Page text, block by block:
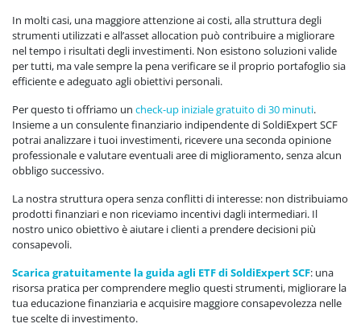
In molti casi, una maggiore attenzione ai costi, alla struttura degli
strumenti utilizzati e all’asset allocation può contribuire a migliorare
nel tempo i risultati degli investimenti. Non esistono soluzioni valide
per tutti, ma vale sempre la pena verificare se il proprio portafoglio sia
efficiente e adeguato agli obiettivi personali.
Per questo ti offriamo un check-up iniziale gratuito di 30 minuti.
Insieme a un consulente finanziario indipendente di SoldiExpert SCF
potrai analizzare i tuoi investimenti, ricevere una seconda opinione
professionale e valutare eventuali aree di miglioramento, senza alcun
obbligo successivo.
La nostra struttura opera senza conflitti di interesse: non distribuiamo
prodotti finanziari e non riceviamo incentivi dagli intermediari. Il
nostro unico obiettivo è aiutare i clienti a prendere decisioni più
consapevoli.
Scarica gratuitamente la guida agli ETF di SoldiExpert SCF: una
risorsa pratica per comprendere meglio questi strumenti, migliorare la
tua educazione finanziaria e acquisire maggiore consapevolezza nelle
tue scelte di investimento.